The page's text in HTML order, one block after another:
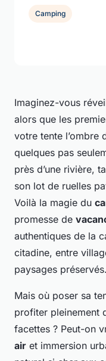
Imaginez-vous
alors que les
votre tente l’ombre
quelques pas
près d’une rivière,
son lot de ruelles
Voilà la magie du
promesse de
authentiques de la
citadine, entre
paysages préservés.
Mais où poser sa
profiter pleinement
facettes ? Peut-on
air et immersion
Camping